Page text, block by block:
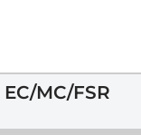
MC/FSR